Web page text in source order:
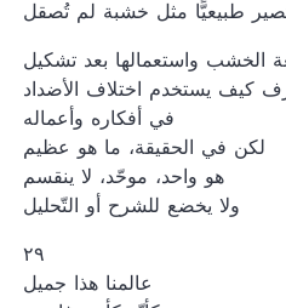
طبيعيًّا مثل خشبة لم تُصقل
الخشب واستعمالها بعد تشكيل
كيف يستخدم اختلاف الأضداد
في أفكاره وأعماله
لكن في الحقيقة، ما هو عظيم
هو واحد، موحّد، لا ينقسم
ولا يخضع للشرح أو التّحليل
٢٩
عالمنا هذا جميل